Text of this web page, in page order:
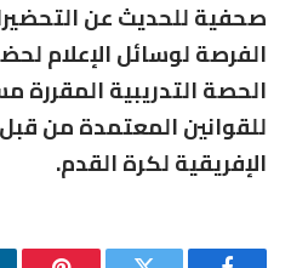
صحفية للحديث عن
الحصة التدريبية المقررة
للقوانين المعتمدة من
الإفريقية لكرة القدم.